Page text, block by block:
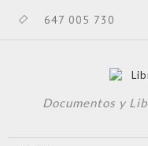
647 005 730
Documentos y